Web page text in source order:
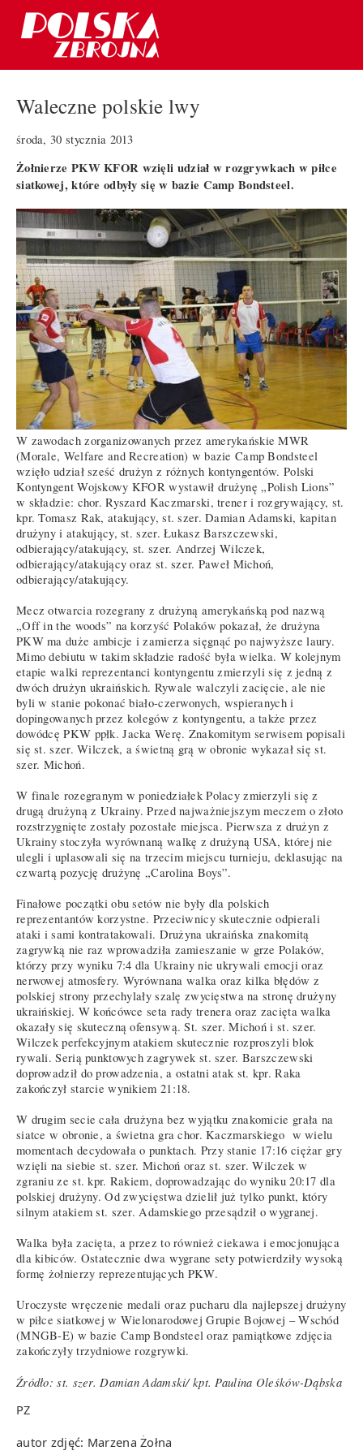
Waleczne polskie lwy
środa, 30 stycznia 2013
Żołnierze PKW KFOR wzięli udział w rozgrywkach w piłce
siatkowej, które odbyły się w bazie Camp Bondsteel.
W zawodach zorganizowanych przez amerykańskie MWR
(Morale, Welfare and Recreation) w bazie Camp Bondsteel
wzięło udział sześć drużyn z różnych kontyngentów. Polski
Kontyngent Wojskowy KFOR wystawił drużynę „Polish Lions”
w składzie: chor. Ryszard Kaczmarski, trener i rozgrywający, st.
kpr. Tomasz Rak, atakujący, st. szer. Damian Adamski, kapitan
drużyny i atakujący, st. szer. Łukasz Barszczewski,
odbierający/atakujący, st. szer. Andrzej Wilczek,
odbierający/atakujący oraz st. szer. Paweł Michoń,
odbierający/atakujący.
Mecz otwarcia rozegrany z drużyną amerykańską pod nazwą
„Off in the woods” na korzyść Polaków pokazał, że drużyna
PKW ma duże ambicje i zamierza sięgnąć po najwyższe laury.
Mimo debiutu w takim składzie radość była wielka. W kolejnym
etapie walki reprezentanci kontyngentu zmierzyli się z jedną z
dwóch drużyn ukraińskich. Rywale walczyli zacięcie, ale nie
byli w stanie pokonać biało-czerwonych, wspieranych i
dopingowanych przez kolegów z kontyngentu, a także przez
dowódcę PKW ppłk. Jacka Werę. Znakomitym serwisem popisali
się st. szer. Wilczek, a świetną grą w obronie wykazał się st.
szer. Michoń.
W finale rozegranym w poniedziałek Polacy zmierzyli się z
drugą drużyną z Ukrainy. Przed najważniejszym meczem o złoto
rozstrzygnięte zostały pozostałe miejsca. Pierwsza z drużyn z
Ukrainy stoczyła wyrównaną walkę z drużyną USA, której nie
ulegli i uplasowali się na trzecim miejscu turnieju, deklasując na
czwartą pozycję drużynę „Carolina Boys”.
Finałowe początki obu setów nie były dla polskich
reprezentantów korzystne. Przeciwnicy skutecznie odpierali
ataki i sami kontratakowali. Drużyna ukraińska znakomitą
zagrywką nie raz wprowadziła zamieszanie w grze Polaków,
którzy przy wyniku 7:4 dla Ukrainy nie ukrywali emocji oraz
nerwowej atmosfery. Wyrównana walka oraz kilka błędów z
polskiej strony przechylały szalę zwycięstwa na stronę drużyny
ukraińskiej. W końcówce seta rady trenera oraz zacięta walka
okazały się skuteczną ofensywą. St. szer. Michoń i st. szer.
Wilczek perfekcyjnym atakiem skutecznie rozproszyli blok
rywali. Serią punktowych zagrywek st. szer. Barszczewski
doprowadził do prowadzenia, a ostatni atak st. kpr. Raka
zakończył starcie wynikiem 21:18.
W drugim secie cała drużyna bez wyjątku znakomicie grała na
siatce w obronie, a świetna gra chor. Kaczmarskiego w wielu
momentach decydowała o punktach. Przy stanie 17:16 ciężar gry
wzięli na siebie st. szer. Michoń oraz st. szer. Wilczek w
zgraniu ze st. kpr. Rakiem, doprowadzając do wyniku 20:17 dla
polskiej drużyny. Od zwycięstwa dzielił już tylko punkt, który
silnym atakiem st. szer. Adamskiego przesądził o wygranej.
Walka była zacięta, a przez to również ciekawa i emocjonująca
dla kibiców. Ostatecznie dwa wygrane sety potwierdziły wysoką
formę żołnierzy reprezentujących PKW.
Uroczyste wręczenie medali oraz pucharu dla najlepszej drużyny
w piłce siatkowej w Wielonarodowej Grupie Bojowej – Wschód
(MNGB-E) w bazie Camp Bondsteel oraz pamiątkowe zdjęcia
zakończyły trzydniowe rozgrywki.
Źródło: st. szer. Damian Adamski/ kpt. Paulina Oleśków-Dąbska
PZ
autor zdjęć: Marzena Żołna